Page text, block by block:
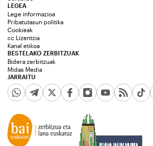
JARRAITU
LEGEA
Lege informazioa
Pribatutasun politika
Cookieak
cc Lizentzia
Kanal etikoa
BESTELAKO ZERBITZUAK
Bidera zerbitzuak
Midas Media